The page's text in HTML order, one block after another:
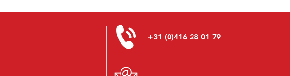
+31 (0)416 28 01 79